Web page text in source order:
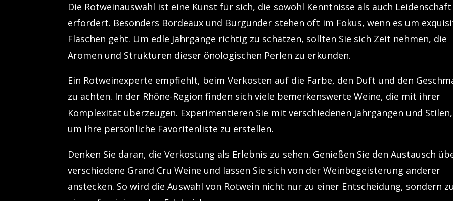
Die Rotweinauswahl ist eine Kunst für sich, die sowohl Kenntnisse als auch Leidenschaft
erfordert. Besonders Bordeaux und Burgunder stehen oft im Fokus, wenn es um
Flaschen geht. Um edle Jahrgänge richtig zu schätzen, sollten Sie sich Zeit nehmen, die
Aromen und Strukturen dieser önologischen Perlen zu erkunden.
Ein Rotweinexperte empfiehlt, beim Verkosten auf die Farbe, den Duft und den
zu achten. In der Rhône-Region finden sich viele bemerkenswerte Weine, die mit ihrer
Komplexität überzeugen. Experimentieren Sie mit verschiedenen Jahrgängen und Stilen,
um Ihre persönliche Favoritenliste zu erstellen.
Denken Sie daran, die Verkostung als Erlebnis zu sehen. Genießen Sie den Austausch
verschiedene Grand Cru Weine und lassen Sie sich von der Weinbegeisterung anderer
anstecken. So wird die Auswahl von Rotwein nicht nur zu einer Entscheidung, sondern zu